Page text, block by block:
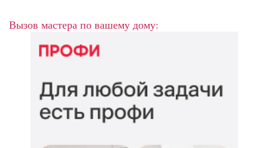
Вызов мастера по вашему дому: